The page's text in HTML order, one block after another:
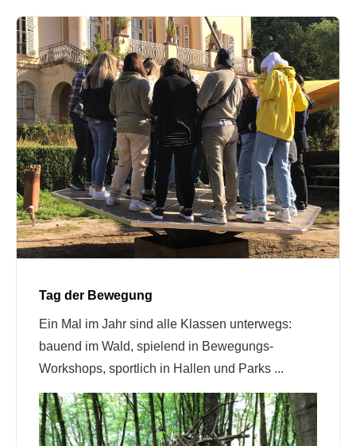
Tag der Bewegung
Ein Mal im Jahr sind alle Klassen unterwegs:
bauend im Wald, spielend in Bewegungs-
Workshops, sportlich in Hallen und Parks ...